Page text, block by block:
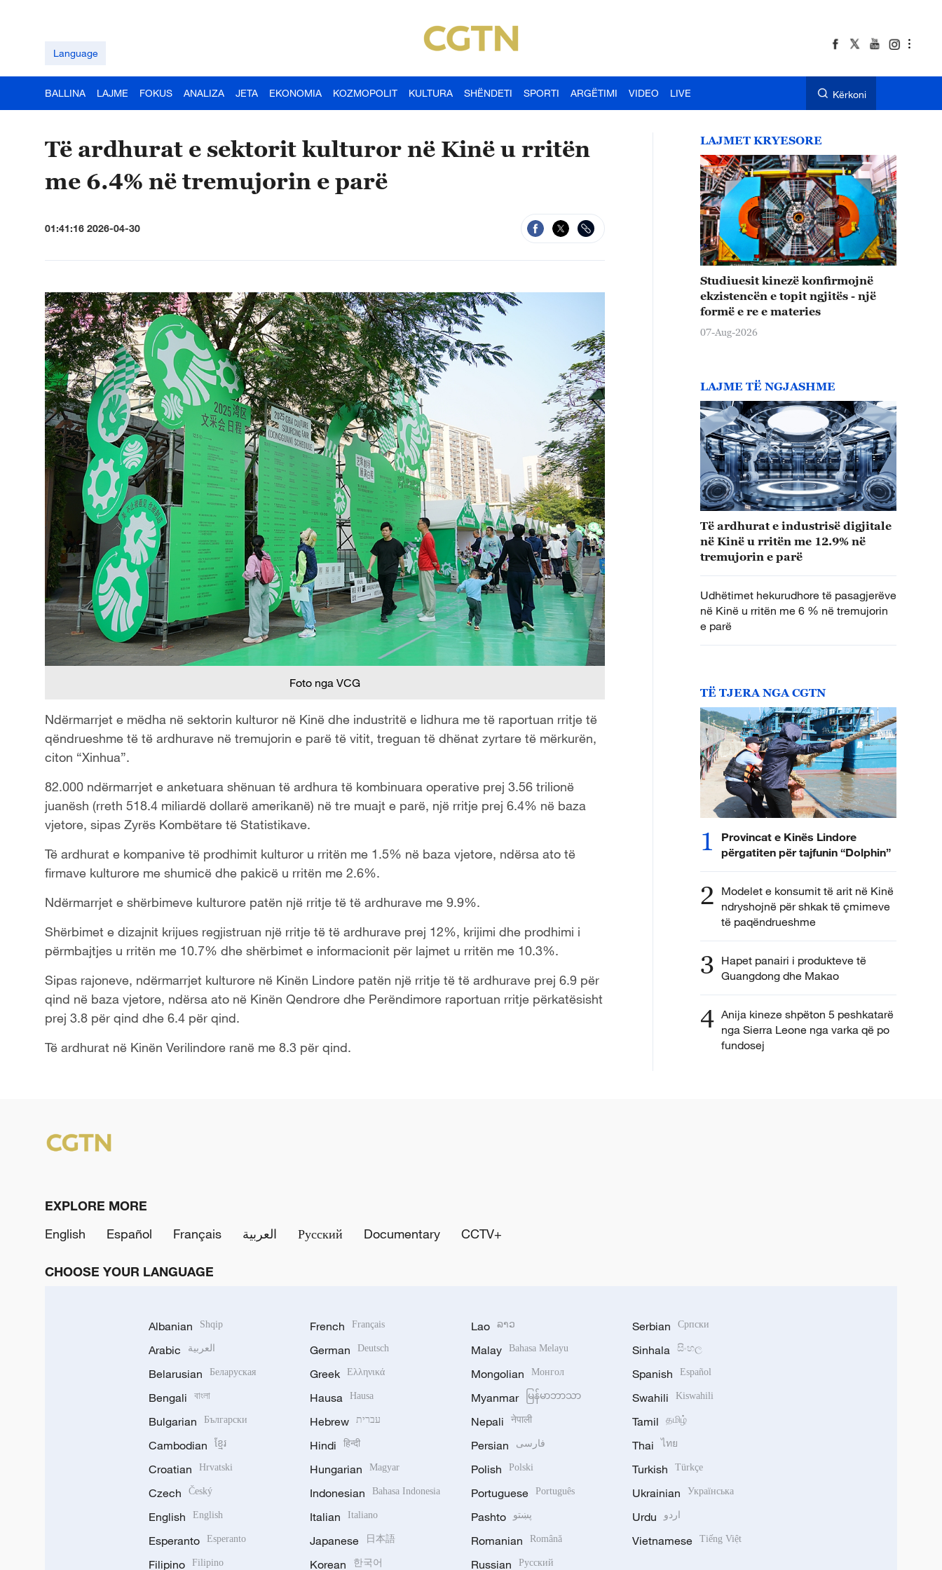
Language
BALLINA LAJME FOKUS ANALIZA JETA EKONOMIA KOZMOPOLIT KULTURA SHËNDETI SPORTI ARGËTIMI VIDEO LIVE Kërkoni
Të ardhurat e sektorit kulturor në Kinë u rritën
me 6.4% në tremujorin e parë
01:41:16 2026-04-30
Foto nga VCG
Ndërmarrjet e mëdha në sektorin kulturor në Kinë dhe industritë e lidhura me të raportuan rritje të
qëndrueshme të të ardhurave në tremujorin e parë të vitit, treguan të dhënat zyrtare të mërkurën,
citon “Xinhua”.
82.000 ndërmarrjet e anketuara shënuan të ardhura të kombinuara operative prej 3.56 trilionë
juanësh (rreth 518.4 miliardë dollarë amerikanë) në tre muajt e parë, një rritje prej 6.4% në baza
vjetore, sipas Zyrës Kombëtare të Statistikave.
Të ardhurat e kompanive të prodhimit kulturor u rritën me 1.5% në baza vjetore, ndërsa ato të
firmave kulturore me shumicë dhe pakicë u rritën me 2.6%.
Ndërmarrjet e shërbimeve kulturore patën një rritje të të ardhurave me 9.9%.
Shërbimet e dizajnit krijues regjistruan një rritje të të ardhurave prej 12%, krijimi dhe prodhimi i
përmbajtjes u rritën me 10.7% dhe shërbimet e informacionit për lajmet u rritën me 10.3%.
Sipas rajoneve, ndërmarrjet kulturore në Kinën Lindore patën një rritje të të ardhurave prej 6.9 për
qind në baza vjetore, ndërsa ato në Kinën Qendrore dhe Perëndimore raportuan rritje përkatësisht
prej 3.8 për qind dhe 6.4 për qind.
Të ardhurat në Kinën Verilindore ranë me 8.3 për qind.
LAJMET KRYESORE
Studiuesit kinezë konfirmojnë
ekzistencën e topit ngjitës - një
formë e re e materies
07-Aug-2026
LAJME TË NGJASHME
Të ardhurat e industrisë digjitale
në Kinë u rritën me 12.9% në
tremujorin e parë
Udhëtimet hekurudhore të pasagjerëve
në Kinë u rritën me 6 % në tremujorin
e parë
TË TJERA NGA CGTN
1
Provincat e Kinës Lindore
përgatiten për tajfunin “Dolphin”
2 Modelet e konsumit të arit në Kinë
ndryshojnë për shkak të çmimeve
të paqëndrueshme
3 Hapet panairi i produkteve të
Guangdong dhe Makao
4 Anija kineze shpëton 5 peshkatarë
nga Sierra Leone nga varka që po
fundosej
EXPLORE MORE
English
Español Français العربية Русский Documentary CCTV+
CHOOSE YOUR LANGUAGE
Albanian Shqip
Arabic العربية
Belarusian Беларуская
Bengali বাংলা
Bulgarian Български
Cambodian ខ្មែរ
Croatian Hrvatski
Czech Český
English English
Esperanto Esperanto
Filipino Filipino
French Français
German Deutsch
Greek Ελληνικά
Hausa Hausa
Hebrew עברית
Hindi हिन्दी
Hungarian Magyar
Indonesian Bahasa Indonesia
Italian Italiano
Japanese 日本語
Korean 한국어
Lao ລາວ
Malay Bahasa Melayu
Mongolian Монгол
Myanmar မြန်မာဘာသာ
Nepali नेपाली
Persian فارسی
Polish Polski
Portuguese Português
Pashto پښتو
Romanian Română
Russian Русский
Serbian Српски
Sinhala සිංහල
Spanish Español
Swahili Kiswahili
Tamil தமிழ்
Thai ไทย
Turkish Türkçe
Ukrainian Українська
Urdu اردو
Vietnamese Tiếng Việt